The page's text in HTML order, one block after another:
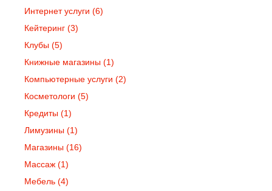
Интернет услуги (6)
Кейтеринг (3)
Клубы (5)
Книжные магазины (1)
Компьютерные услуги (2)
Косметологи (5)
Кредиты (1)
Лимузины (1)
Магазины (16)
Массаж (1)
Мебель (4)